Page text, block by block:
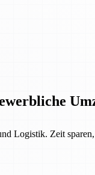
Logistik. Zeit